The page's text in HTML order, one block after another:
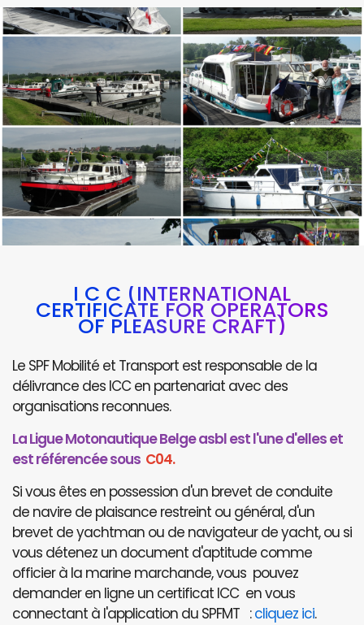
I C C (INTERNATIONAL
CERTIFICATE FOR OPERATORS
OF PLEASURE CRAFT)
Le SPF Mobilité et Transport est responsable de la
délivrance des ICC en partenariat avec des
organisations reconnues.
La Ligue Motonautique Belge asbl est l'une d'elles et
est référencée sous C04.
Si vous êtes en possession d'un brevet de conduite
de navire de plaisance restreint ou général, d'un
brevet de yachtman ou de navigateur de yacht, ou si
vous détenez un document d'aptitude comme
officier à la marine marchande, vous pouvez
demander en ligne un certificat ICC en vous
connectant à l'application du SPFMT :cliquez ici.